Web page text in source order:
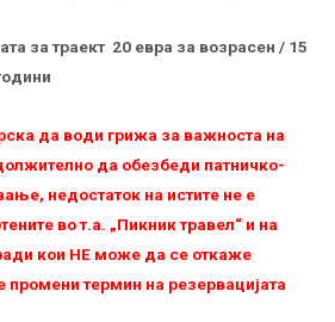
за траект 20 евра за возрасен / 15
да води грижа за важноста на
да обезбеди патничко-
недостаток на истите не е
во т.а. „Пикник травел“ и на
кои НЕ можe да се откаже
термин на резервацијата